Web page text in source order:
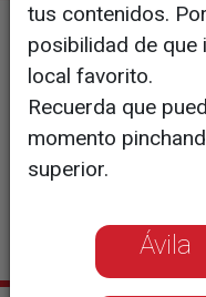
María
tus contenidos.
posibilidad de que
local favorito.
Recuerda que
momento
superior.
Ávila